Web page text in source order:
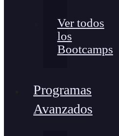
Ver todos
los
Bootcamps
Programas
Avanzados